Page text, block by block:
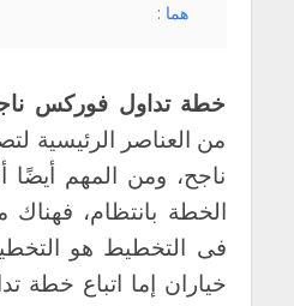
هما :
خطة تداول فوركس
من العناصر الرئيسية
ناجح، ومن المهم أيضًا
الخطة بانتظام،
فى التخطيط هو
خياران إما اتباع خطة